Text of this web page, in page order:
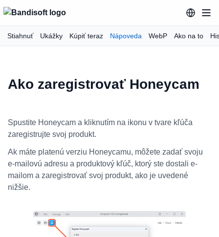
Stiahnuť Ukážky Kúpiť teraz Nápoveda WebP Ako na to
Ako zaregistrovať Honeycam
Spustite Honeycam a kliknutím na ikonu v tvare kľúča
zaregistrujte svoj produkt.
Ak máte platenú verziu Honeycamu, môžete zadať svoju
e-mailovú adresu a produktový kľúč, ktorý ste dostali e-
mailom a zaregistrovať svoj produkt, ako je uvedené
nižšie.